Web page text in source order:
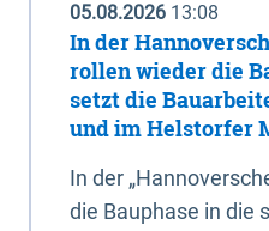
05.08.2026 13:08
In der
rollen wieder die
setzt die
und im Helstorfer
In der
die Bauphase in die